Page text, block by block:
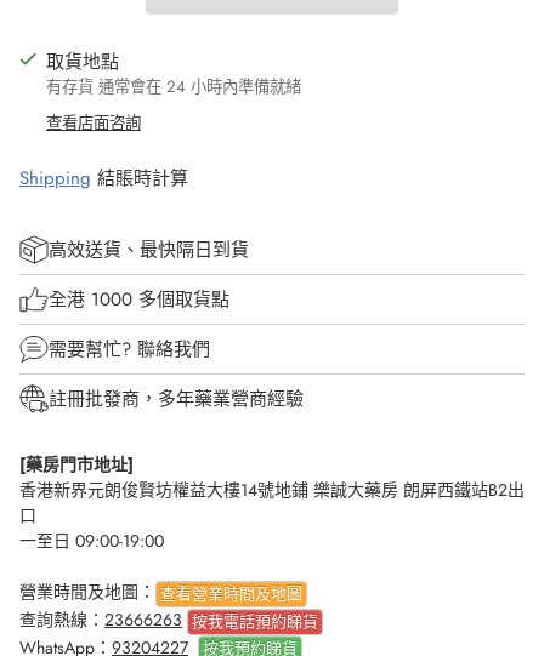
取貨地點
有存貨 通常會在 24 小時內準備就緒
查看店面咨詢
Shipping 結賬時計算
高效送貨、最快隔日到貨
全港 1000 多個取貨點
需要幫忙? 聯絡我們
註冊批發商，多年藥業營商經驗
[藥房門市地址]
香港新界元朗俊賢坊權益大樓14號地鋪 樂誠大藥房 朗屏西鐵站B2出
口
一至日 09:00-19:00
營業時間及地圖： 查看營業時間及地圖
查詢熱線： 23666263 按我電話預約睇貨
WhatsApp： 93204227 按我預約睇貨